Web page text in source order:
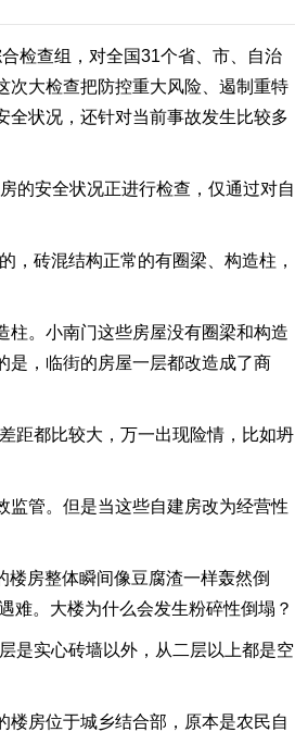
2022-07-01 20:20:05
《焦点访谈》 20220630
党旗在一线飘扬 当好乡
盘 让城市更美好
《焦点访谈》 20220628
由治及兴 开启新篇
《焦点访谈》 20220626
2022-06-26 20:05:40
为全球发展指明方向
检查组，对全国31个省、市、自治
次大检查把防控重大风险、遏制重特
全状况，还针对当前事故发生比较多
的安全状况正进行检查，仅通过对自
，砖混结构正常的有圈梁、构造柱，
柱。小南门这些房屋没有圈梁和构造
是，临街的房屋一层都改造成了商
距都比较大，万一出现险情，比如坍
监管。但是当这些自建房改为经营性
房整体瞬间像豆腐渣一样轰然倒
难。大楼为什么会发生粉碎性倒塌？
是实心砖墙以外，从二层以上都是空
楼房位于城乡结合部，原本是农民自